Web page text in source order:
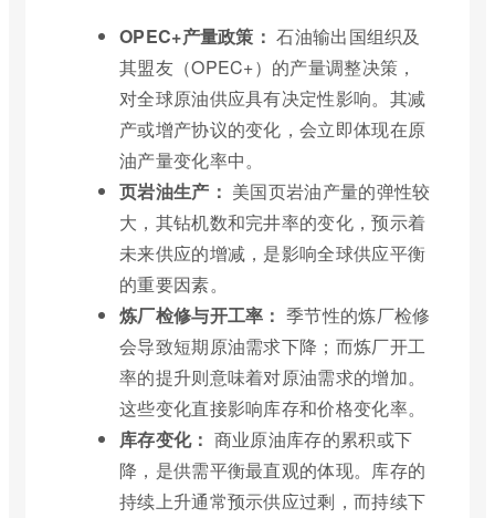
OPEC+产量政策： 石油输出国组织及
其盟友（OPEC+）的产量调整决策，
对全球原油供应具有决定性影响。其减
产或增产协议的变化，会立即体现在原
油产量变化率中。
页岩油生产： 美国页岩油产量的弹性较
大，其钻机数和完井率的变化，预示着
未来供应的增减，是影响全球供应平衡
的重要因素。
炼厂检修与开工率： 季节性的炼厂检修
会导致短期原油需求下降；而炼厂开工
率的提升则意味着对原油需求的增加。
这些变化直接影响库存和价格变化率。
库存变化： 商业原油库存的累积或下
降，是供需平衡最直观的体现。库存的
持续上升通常预示供应过剩，而持续下